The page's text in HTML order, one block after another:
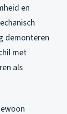
en
demonteren
met
als